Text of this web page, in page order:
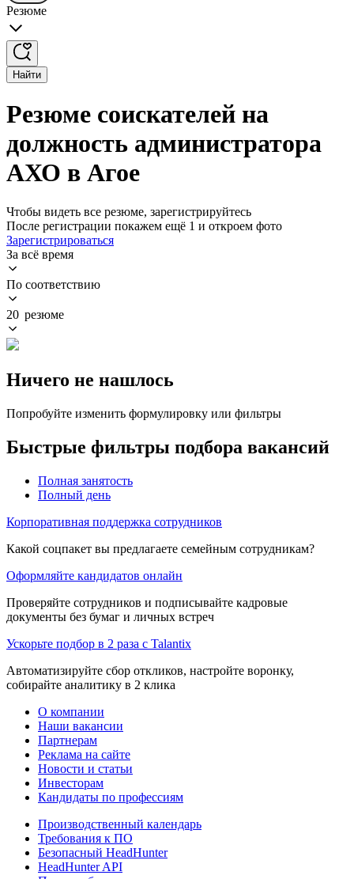
Резюме
Найти
Резюме соискателей на
должность администратора
АХО в Агое
Чтобы видеть все резюме, зарегистрируйтесь
После регистрации покажем ещё 1 и откроем фото
Зарегистрироваться
За всё время
По соответствию
20 резюме
Ничего не нашлось
Попробуйте изменить формулировку или фильтры
Быстрые фильтры подбора вакансий
Полная занятость
Полный день
Корпоративная поддержка сотрудников
Какой соцпакет вы предлагаете семейным сотрудникам?
Оформляйте кандидатов онлайн
Проверяйте сотрудников и подписывайте кадровые
документы без бумаг и личных встреч
Ускорьте подбор в 2 раза с Talantix
Автоматизируйте сбор откликов, настройте воронку,
собирайте аналитику в 2 клика
О компании
Наши вакансии
Партнерам
Реклама на сайте
Новости и статьи
Инвесторам
Кандидаты по профессиям
Производственный календарь
Требования к ПО
Безопасный HeadHunter
HeadHunter API